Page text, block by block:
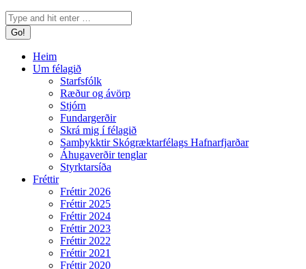
Search:
Heim
Um félagið
Starfsfólk
Ræður og ávörp
Stjórn
Fundargerðir
Skrá mig í félagið
Samþykktir Skógræktarfélags Hafnarfjarðar
Áhugaverðir tenglar
Styrktarsíða
Fréttir
Fréttir 2026
Fréttir 2025
Fréttir 2024
Fréttir 2023
Fréttir 2022
Fréttir 2021
Fréttir 2020